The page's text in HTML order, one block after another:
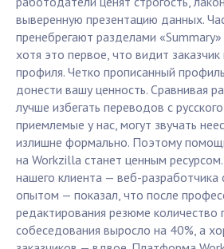
выверенную презентацию данных.
пренебрегают разделами
хотя это первое, что видит
профиля. Четко прописанный
донести вашу ценность. Сравнивая
лучше избегать переводов с
приемлемые у нас, могут звучать
излишне формально. Поэтому
на Workzilla станет ценным
нашего клиента — веб-разработчика
опытом — показал, что после
редактирования резюме количество
собеседования выросло на 40%, а